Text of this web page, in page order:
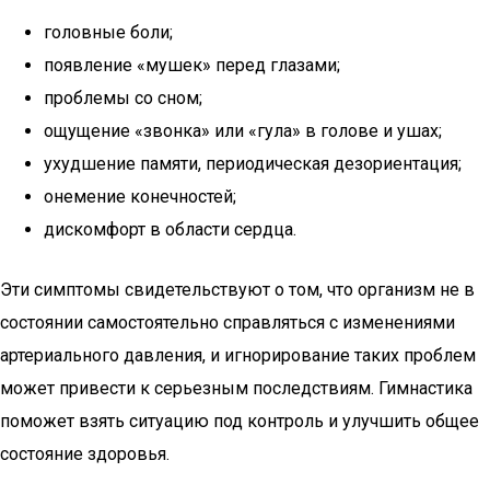
головные боли;
появление «мушек» перед глазами;
проблемы со сном;
ощущение «звонка» или «гула» в голове и ушах;
ухудшение памяти, периодическая дезориентация;
онемение конечностей;
дискомфорт в области сердца.
Эти симптомы свидетельствуют о том, что организм не в
состоянии самостоятельно справляться с изменениями
артериального давления, и игнорирование таких проблем
может привести к серьезным последствиям. Гимнастика
поможет взять ситуацию под контроль и улучшить общее
состояние здоровья.